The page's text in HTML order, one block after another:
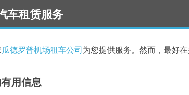
车租赁服务
瓜德罗普机场租车公司为您提供服务。然而，最好
用信息